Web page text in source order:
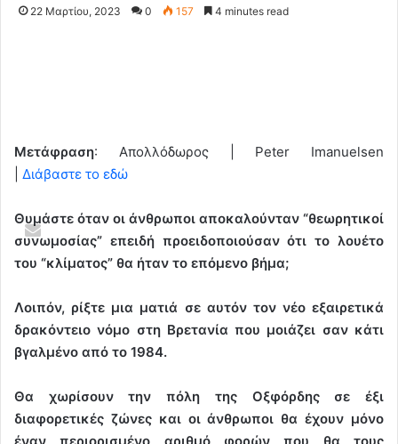
22 Μαρτίου, 2023 0 157 4 minutes read
Μετάφραση: Απολλόδωρος | Peter Imanuelsen
Διάβαστε το εδώ
Θυμάστε όταν οι άνθρωποι αποκαλούνταν “θεωρητικοί
συνωμοσίας” επειδή προειδοποιούσαν ότι το λουέτο
του “κλίματος” θα ήταν το επόμενο βήμα;
Λοιπόν, ρίξτε μια ματιά σε αυτόν τον νέο εξαιρετικά
δρακόντειο νόμο στη Βρετανία που μοιάζει σαν κάτι
βγαλμένο από το 1984.
Θα χωρίσουν την πόλη της Οξφόρδης σε έξι
διαφορετικές ζώνες και οι άνθρωποι θα έχουν μόνο